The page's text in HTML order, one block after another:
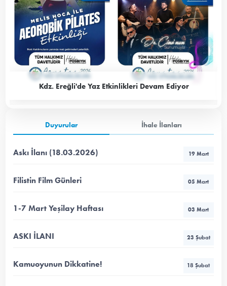
Kdz. Ereğli'de Yaz Etkinlikleri Devam Ediyor
Duyurular İhale İlanları
Askı İlanı (18.03.2026) 19 Mart
Filistin Film Günleri 05 Mart
1-7 Mart Yeşilay Haftası 03 Mart
ASKI İLANI 23 Şubat
Kamuoyunun Dikkatine! 18 Şubat